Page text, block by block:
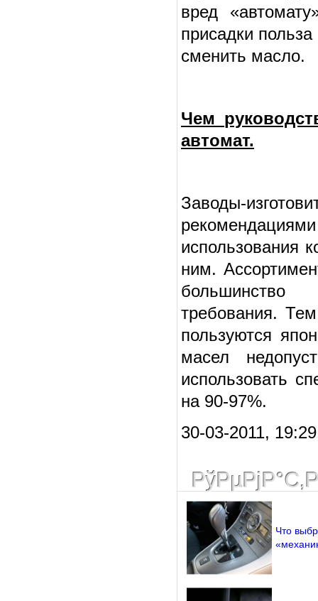
вред
присадки
сменить масло.
Чем
автомат.
Заводы-
использования
ним.
большинство
требования.
пользуются
масел
использовать
на 90-97%.
30-03-2011,
Что